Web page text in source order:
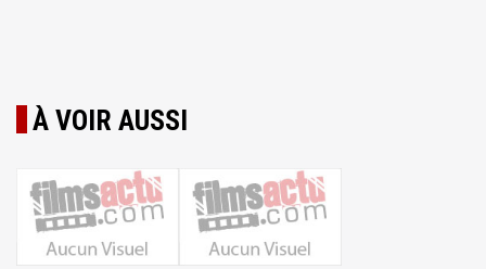
À VOIR AUSSI